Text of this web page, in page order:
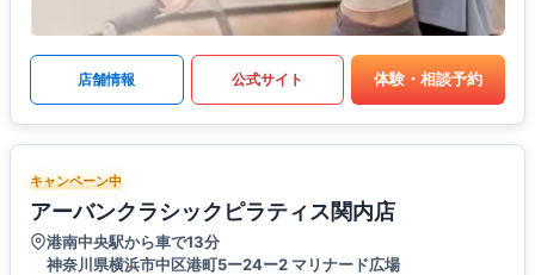
店舗情報 公式サイト 体験・相談予約
キャンペーン中
アーバンクラシックピラティス関内店
港南中央駅から車で13分
神奈川県横浜市中区港町5ー24ー2 マリナード広場